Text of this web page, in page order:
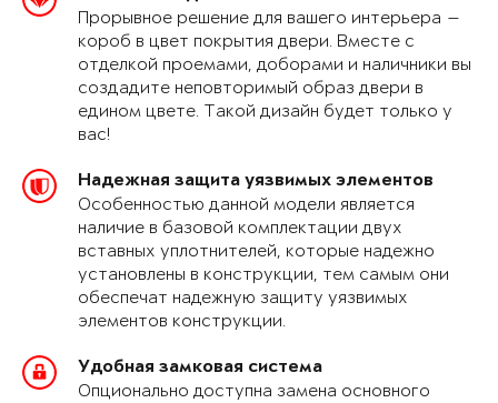
Прорывное решение для вашего интерьера —
короб в цвет покрытия двери. Вместе с
отделкой проемами, доборами и наличники вы
создадите неповторимый образ двери в
едином цвете. Такой дизайн будет только у
вас!
Надежная защита уязвимых элементов
Особенностью данной модели является
наличие в базовой комплектации двух
вставных уплотнителей, которые надежно
установлены в конструкции, тем самым они
обеспечат надежную защиту уязвимых
элементов конструкции.
Удобная замковая система
Опционально доступна замена основного